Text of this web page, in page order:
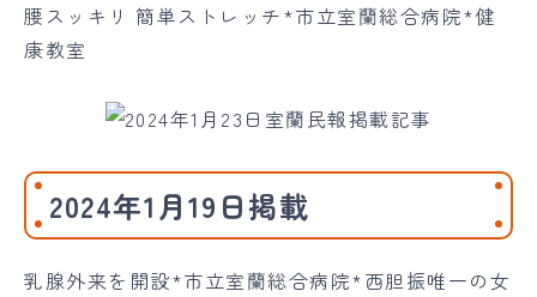
腰スッキリ 簡単ストレッチ*市立室蘭総合病院*健
康教室
2024年1月19日掲載
乳腺外来を開設*市立室蘭総合病院*西胆振唯一の女